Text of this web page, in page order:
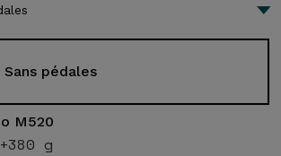
Sans pédales
M520
+380 g